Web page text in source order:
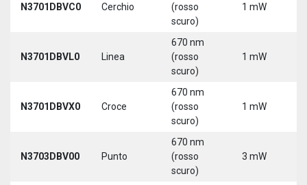
N3701DBVC0 Cerchio
(rosso
scuro)
1 mW
N3701DBVL0 Linea
670 nm
(rosso
scuro)
1 mW
N3701DBVX0 Croce
670 nm
(rosso
scuro)
1 mW
N3703DBV00 Punto
670 nm
(rosso
scuro)
3 mW